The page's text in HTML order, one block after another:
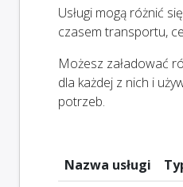
Usługi mogą różnić
czasem transportu,
Możesz załadować
dla każdej z nich i
potrzeb.
Nazwa usługi